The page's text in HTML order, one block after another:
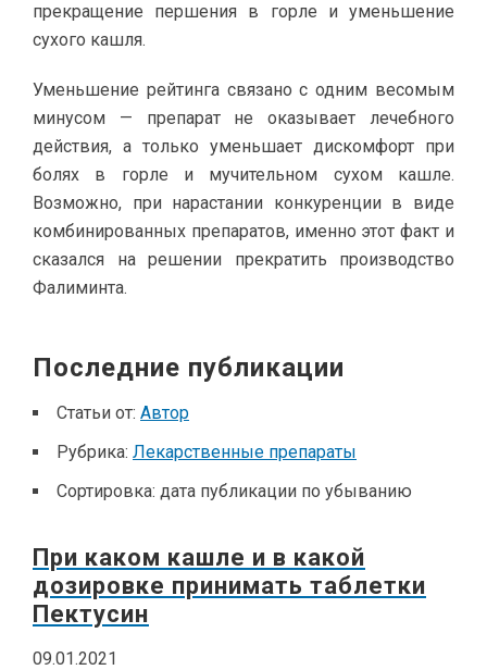
прекращение першения в горле и уменьшение
сухого кашля.
Уменьшение рейтинга связано с одним весомым
минусом — препарат не оказывает лечебного
действия, а только уменьшает дискомфорт при
болях в горле и мучительном сухом кашле.
Возможно, при нарастании конкуренции в виде
комбинированных препаратов, именно этот факт и
сказался на решении прекратить производство
Фалиминта.
Последние публикации
Статьи от: Автор
Рубрика: Лекарственные препараты
Сортировка: дата публикации по убыванию
При каком кашле и в какой
дозировке принимать таблетки
Пектусин
09.01.2021